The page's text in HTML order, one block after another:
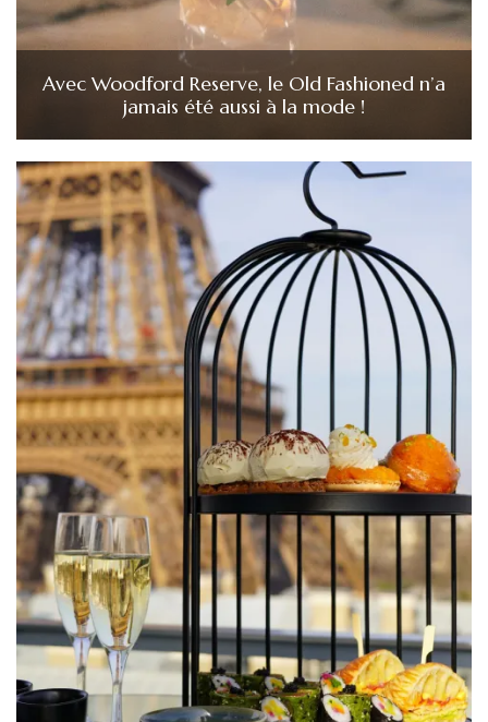
Avec Woodford Reserve, le Old Fashioned n’a
jamais été aussi à la mode !